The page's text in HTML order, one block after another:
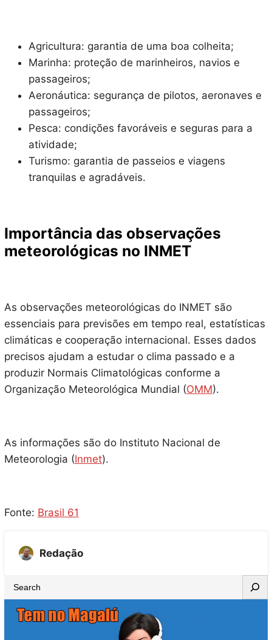
Agricultura: garantia de uma boa colheita;
Marinha: proteção de marinheiros, navios e
passageiros;
Aeronáutica: segurança de pilotos, aeronaves e
passageiros;
Pesca: condições favoráveis e seguras para a
atividade;
Turismo: garantia de passeios e viagens
tranquilas e agradáveis.
Importância das observações
meteorológicas no INMET
As observações meteorológicas do INMET são
essenciais para previsões em tempo real, estatísticas
climáticas e cooperação internacional. Esses dados
precisos ajudam a estudar o clima passado e a
produzir Normais Climatológicas conforme a
Organização Meteorológica Mundial (OMM).
As informações são do Instituto Nacional de
Meteorologia (Inmet).
Fonte: Brasil 61
Redação
e